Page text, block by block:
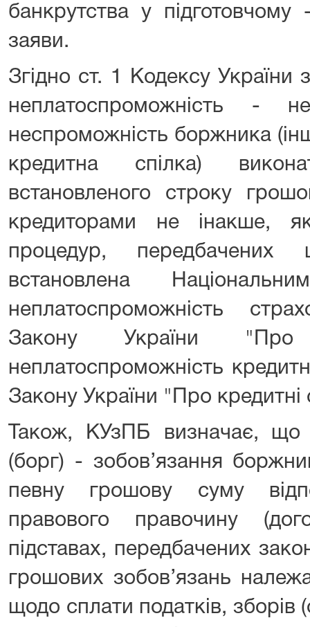
банкрутства у підготовчому
заяви.
Згідно ст. 1 Кодексу України
неплатоспроможність -
неспроможність боржника
кредитна спілка)
встановленого строку
кредиторами не інакше,
процедур,
встановлена
неплатоспроможність
Закону України "Про
неплатоспроможність
Закону України "Про кредитні
Також, КУзПБ визначає, що
(борг) - зобов’язання
певну грошову суму
правового правочину
підставах, передбачених
грошових зобов’язань
щодо сплати податків, зборів